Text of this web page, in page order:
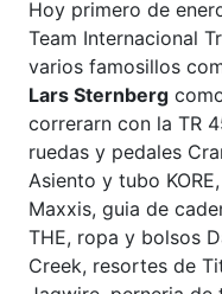
Hoy primero de
Team Internacional
varios famosillos
Lars Sternberg
correrarn con la TR
ruedas y pedales
Asiento y tubo
Maxxis, guia de
THE, ropa y bolsos
Creek, resortes de